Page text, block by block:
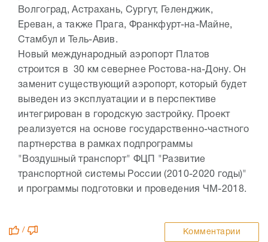
Волгоград, Астрахань, Сургут, Геленджик,
Ереван, а также Прага, Франкфурт-на-Майне,
Стамбул и Тель-Авив.
Новый международный аэропорт Платов
строится в 30 км севернее Ростова-на-Дону. Он
заменит существующий аэропорт, который будет
выведен из эксплуатации и в перспективе
интегрирован в городскую застройку. Проект
реализуется на основе государственно-частного
партнерства в рамках подпрограммы
"Воздушный транспорт" ФЦП "Развитие
транспортной системы России (2010-2020 годы)"
и программы подготовки и проведения ЧМ-2018.
/ Комментарии